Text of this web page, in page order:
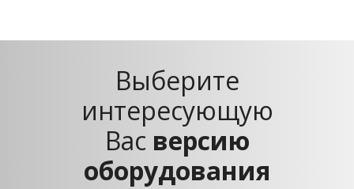
Выберите
интересующую
Вас версию
оборудования